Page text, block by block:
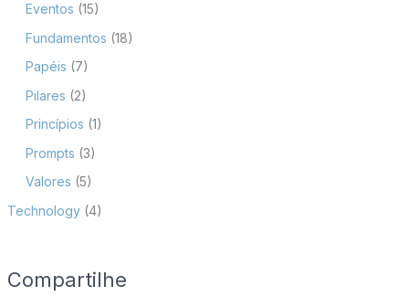
Eventos (15)
Fundamentos (18)
Papéis (7)
Pilares (2)
Princípios (1)
Prompts (3)
Valores (5)
Technology(4)
Compartilhe